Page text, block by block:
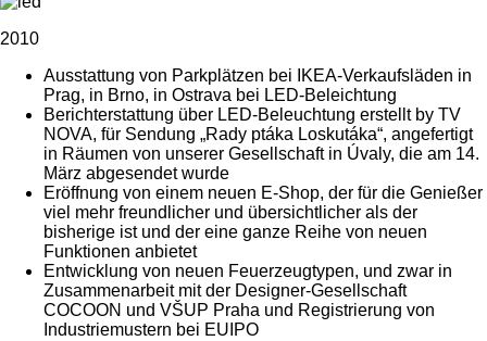
2010
Ausstattung von Parkplätzen bei IKEA-Verkaufsläden in
Prag, in Brno, in Ostrava bei LED-Beleichtung
Berichterstattung über LED-Beleuchtung erstellt by TV
NOVA, für Sendung „Rady ptáka Loskutáka“, angefertigt
in Räumen von unserer Gesellschaft in Úvaly, die am 14.
März abgesendet wurde
Eröffnung von einem neuen E-Shop, der für die Genießer
viel mehr freundlicher und übersichtlicher als der
bisherige ist und der eine ganze Reihe von neuen
Funktionen anbietet
Entwicklung von neuen Feuerzeugtypen, und zwar in
Zusammenarbeit mit der Designer-Gesellschaft
COCOON und VŠUP Praha und Registrierung von
Industriemustern bei EUIPO